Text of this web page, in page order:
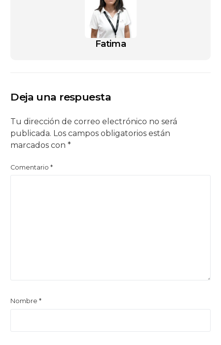
Fatima
Deja una respuesta
Tu dirección de correo electrónico no será
publicada. Los campos obligatorios están
marcados con*
Comentario*
Nombre*